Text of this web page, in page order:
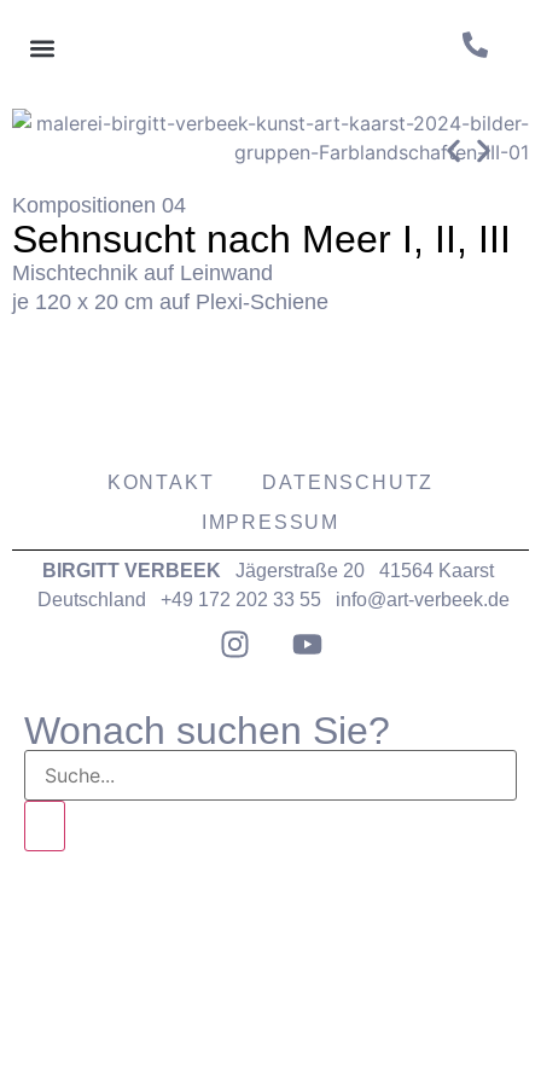
Kompositionen 04
Sehnsucht nach Meer I, II, III
Mischtechnik auf Leinwand
je 120 x 20 cm auf Plexi-Schiene
KONTAKT
DATENSCHUTZ
IMPRESSUM
BIRGITT VERBEEK Jägerstraße 20 41564 Kaarst
Deutschland +49 172 202 33 55 info@art-verbeek.de
Wonach suchen Sie?